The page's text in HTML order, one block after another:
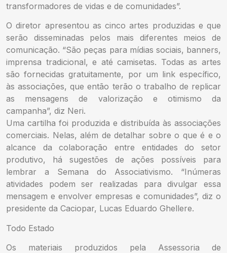
transformadores de vidas e de comunidades”.
O diretor apresentou as cinco artes produzidas e que
serão disseminadas pelos mais diferentes meios de
comunicação. “São peças para mídias sociais, banners,
imprensa tradicional, e até camisetas. Todas as artes
são fornecidas gratuitamente, por um link específico,
às associações, que então terão o trabalho de replicar
as mensagens de valorização e otimismo da
campanha”, diz Neri.
Uma cartilha foi produzida e distribuída às associações
comerciais. Nelas, além de detalhar sobre o que é e o
alcance da colaboração entre entidades do setor
produtivo, há sugestões de ações possíveis para
lembrar a Semana do Associativismo. “Inúmeras
atividades podem ser realizadas para divulgar essa
mensagem e envolver empresas e comunidades”, diz o
presidente da Caciopar, Lucas Eduardo Ghellere.
Todo Estado
Os materiais produzidos pela Assessoria de